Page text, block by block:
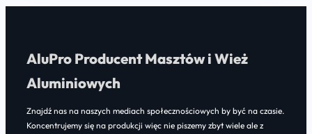
AluPro Producent Masztów i Wież
Aluminiowych
Znajdź nas na naszych mediach społecznościowych by być na czasie.
Koncentrujemy się na produkcji więc nie piszemy zbyt wiele ale z